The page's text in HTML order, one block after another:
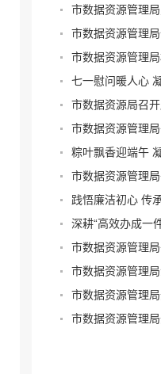
市数据资源管理
市数据资源管理
市数据资源管理
七一慰问暖人心
市数据资源局召
市数据资源管理
粽叶飘香迎端午
市数据资源管理
践悟廉洁初心 传
深耕“高效办成一
市数据资源管理
市数据资源管理
市数据资源管理
市数据资源管理